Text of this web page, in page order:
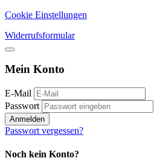
Cookie Einstellungen
Widerrufsformular
Mein Konto
E-Mail
Passwort
Anmelden
Passwort vergessen?
Noch kein Konto?